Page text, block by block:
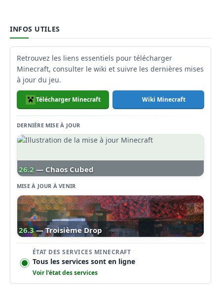
INFOS UTILES
Retrouvez les liens essentiels pour télécharger
Minecraft, consulter le wiki et suivre les dernières mises
à jour du jeu.
Télécharger Minecraft Wiki Minecraft
DERNIÈRE MISE À JOUR
26.2 — Chaos Cubed
MISE À JOUR À VENIR
26.3 — Troisième Drop
ÉTAT DES SERVICES MINECRAFT
Tous les services sont en ligne
Voir l’état des services